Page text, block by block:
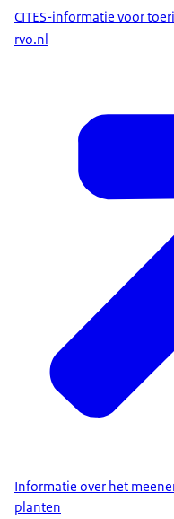
CITES-informatie voor
rvo.nl
Informatie over het
planten